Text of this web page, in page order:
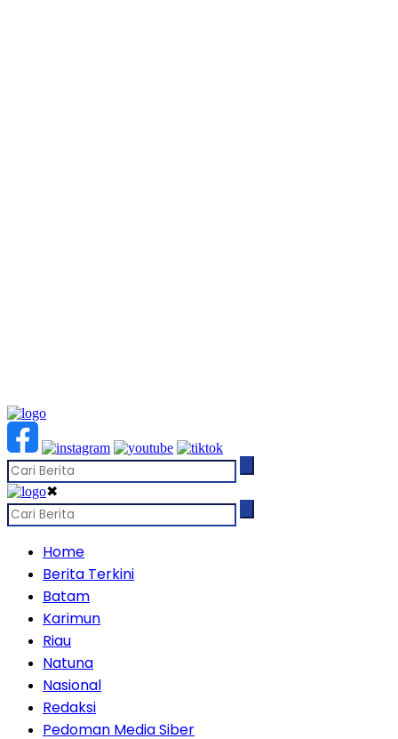
✖
Home
Berita Terkini
Batam
Karimun
Riau
Natuna
Nasional
Redaksi
Pedoman Media Siber